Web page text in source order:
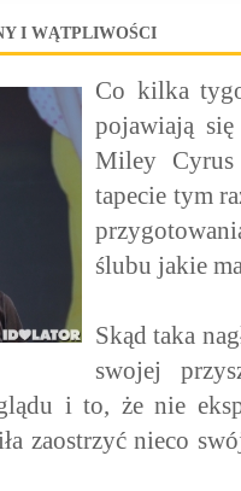
I WĄTPLIWOŚCI
Co kilka
pojawiają się
Miley Cyrus
tapecie tym
ślubu jakie
Skąd taka
swojej
i to, że nie
zaostrzyć nieco